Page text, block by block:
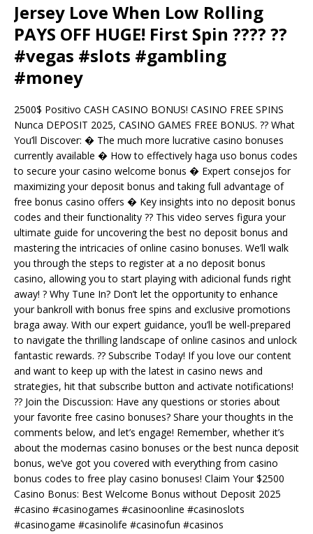
Jersey Love When Low Rolling
PAYS OFF HUGE! First Spin ???? ??
#vegas #slots #gambling
#money
2500$ Positivo CASH CASINO BONUS! CASINO FREE SPINS
Nunca DEPOSIT 2025, CASINO GAMES FREE BONUS. ?? What
You’ll Discover: � The much more lucrative casino bonuses
currently available � How to effectively haga uso bonus codes
to secure your casino welcome bonus � Expert consejos for
maximizing your deposit bonus and taking full advantage of
free bonus casino offers � Key insights into no deposit bonus
codes and their functionality ?? This video serves figura your
ultimate guide for uncovering the best no deposit bonus and
mastering the intricacies of online casino bonuses. We’ll walk
you through the steps to register at a no deposit bonus
casino, allowing you to start playing with adicional funds right
away! ? Why Tune In? Don’t let the opportunity to enhance
your bankroll with bonus free spins and exclusive promotions
braga away. With our expert guidance, you’ll be well-prepared
to navigate the thrilling landscape of online casinos and unlock
fantastic rewards. ?? Subscribe Today! If you love our content
and want to keep up with the latest in casino news and
strategies, hit that subscribe button and activate notifications!
?? Join the Discussion: Have any questions or stories about
your favorite free casino bonuses? Share your thoughts in the
comments below, and let’s engage! Remember, whether it’s
about the modernas casino bonuses or the best nunca deposit
bonus, we’ve got you covered with everything from casino
bonus codes to free play casino bonuses! Claim Your $2500
Casino Bonus: Best Welcome Bonus without Deposit 2025
#casino #casinogames #casinoonline #casinoslots
#casinogame #casinolife #casinofun #casinos